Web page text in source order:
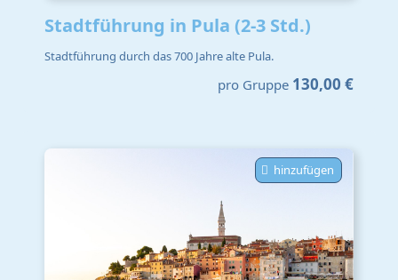
Stadtführung in Pula (2-3 Std.)
Stadtführung durch das 700 Jahre alte Pula.
pro Gruppe 130,00 €
hinzufügen